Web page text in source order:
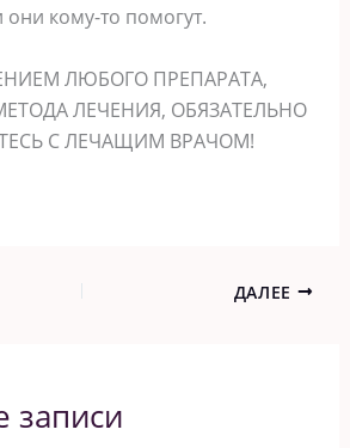
они кому-то помогут.
ЛЮБОГО ПРЕПАРАТА,
ЛЕЧЕНИЯ, ОБЯЗАТЕЛЬНО
С ЛЕЧАЩИМ ВРАЧОМ!
ДАЛЕЕ
записи